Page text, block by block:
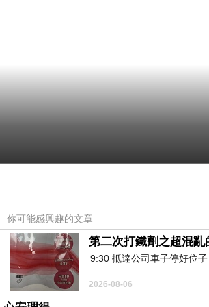
你可能感興趣的文章
第二次打鐵劑之超混亂
9:30 抵達公司車子停好位
2026-08-06